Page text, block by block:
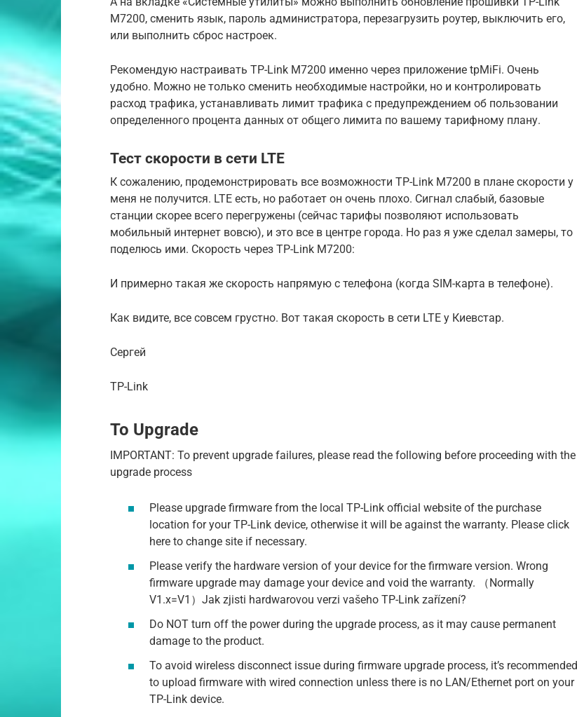
M7200, сменить язык, пароль администратора, перезагрузить роутер, выключить его,
или выполнить сброс настроек.
Рекомендую настраивать TP-Link M7200 именно через приложение tpMiFi. Очень
удобно. Можно не только сменить необходимые настройки, но и контролировать
расход трафика, устанавливать лимит трафика с предупреждением об пользовании
определенного процента данных от общего лимита по вашему тарифному плану.
Тест скорости в сети LTE
К сожалению, продемонстрировать все возможности TP-Link M7200 в плане скорости у
меня не получится. LTE есть, но работает он очень плохо. Сигнал слабый, базовые
станции скорее всего перегружены (сейчас тарифы позволяют использовать
мобильный интернет вовсю), и это все в центре города. Но раз я уже сделал замеры, то
поделюсь ими. Скорость через TP-Link M7200:
И примерно такая же скорость напрямую с телефона (когда SIM-карта в телефоне).
Как видите, все совсем грустно. Вот такая скорость в сети LTE у Киевстар.
Сергей
TP-Link
To Upgrade
IMPORTANT: To prevent upgrade failures, please read the following before proceeding with the
upgrade process
Please upgrade firmware from the local TP-Link official website of the purchase
location for your TP-Link device, otherwise it will be against the warranty. Please click
here to change site if necessary.
Please verify the hardware version of your device for the firmware version. Wrong
firmware upgrade may damage your device and void the warranty. （Normally
V1.x=V1）Jak zjisti hardwarovou verzi vašeho TP-Link zařízení?
Do NOT turn off the power during the upgrade process, as it may cause permanent
damage to the product.
To avoid wireless disconnect issue during firmware upgrade process, it’s recommended
to upload firmware with wired connection unless there is no LAN/Ethernet port on your
TP-Link device.